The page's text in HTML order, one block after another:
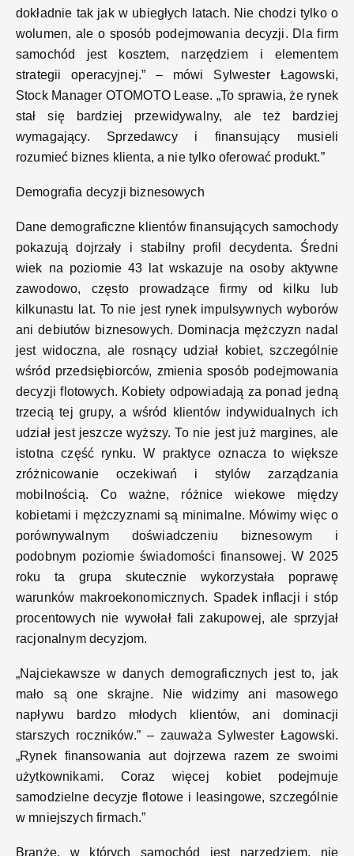
dokładnie tak jak w ubiegłych latach. Nie chodzi tylko o
wolumen, ale o sposób podejmowania decyzji. Dla firm
samochód jest kosztem, narzędziem i elementem
strategii operacyjnej.”– mówi Sylwester Łagowski,
Stock Manager OTOMOTO Lease. „To sprawia, że rynek
stał się bardziej przewidywalny, ale też bardziej
wymagający. Sprzedawcy i finansujący musieli
rozumieć biznes klienta, a nie tylko oferować produkt.”
Demografia decyzji biznesowych
Dane demograficzne klientów finansujących samochody
pokazują dojrzały i stabilny profil decydenta. Średni
wiek na poziomie 43 lat wskazuje na osoby aktywne
zawodowo, często prowadzące firmy od kilku lub
kilkunastu lat. To nie jest rynek impulsywnych wyborów
ani debiutów biznesowych. Dominacja mężczyzn nadal
jest widoczna, ale rosnący udział kobiet, szczególnie
wśród przedsiębiorców, zmienia sposób podejmowania
decyzji flotowych. Kobiety odpowiadają za ponad jedną
trzecią tej grupy, a wśród klientów indywidualnych ich
udział jest jeszcze wyższy. To nie jest już margines, ale
istotna część rynku. W praktyce oznacza to większe
zróżnicowanie oczekiwań i stylów zarządzania
mobilnością. Co ważne, różnice wiekowe między
kobietami i mężczyznami są minimalne. Mówimy więc o
porównywalnym doświadczeniu biznesowym i
podobnym poziomie świadomości finansowej. W 2025
roku ta grupa skutecznie wykorzystała poprawę
warunków makroekonomicznych. Spadek inflacji i stóp
procentowych nie wywołał fali zakupowej, ale sprzyjał
racjonalnym decyzjom.
„Najciekawsze w danych demograficznych jest to, jak
mało są one skrajne. Nie widzimy ani masowego
napływu bardzo młodych klientów, ani dominacji
starszych roczników.” – zauważa Sylwester Łagowski.
„Rynek finansowania aut dojrzewa razem ze swoimi
użytkownikami. Coraz więcej kobiet podejmuje
samodzielne decyzje flotowe i leasingowe, szczególnie
w mniejszych firmach.”
Branże, w których samochód jest narzędziem, nie